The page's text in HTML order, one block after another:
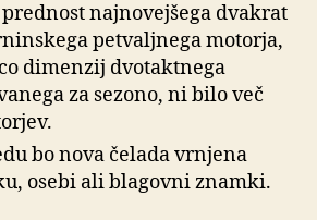
najnovejšega dvakrat
petvaljnega motorja,
dimenzij dvotaktnega
za sezono, ni bilo več
bo nova čelada vrnjena
osebi ali blagovni znamki.